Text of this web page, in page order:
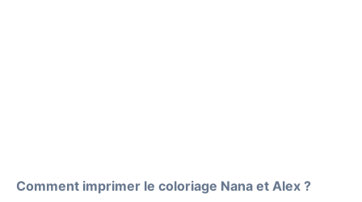
Comment imprimer le coloriage Nana et Alex ?